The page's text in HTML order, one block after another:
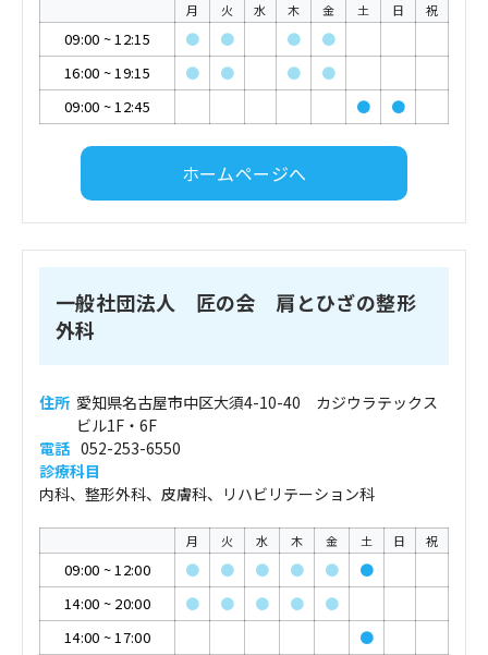
月 火 水 木 金 土 日 祝
09:00 ~12:15 ● ● ●
●
16:00 ~19:15 ● ● ●
●
09:00 ~12:45 ● ●
ホームページへ
一般社団法人 匠の会 肩とひざの整形
外科
住所 愛知県名古屋市中区大須4-10-40 カジウラテックス
ビル1F・6F
電話 052-253-6550
診療科目
内科、整形外科、皮膚科、リハビリテーション科
月 火 水 木 金 土 日 祝
09:00 ~12:00 ● ● ● ● ●
●
14:00 ~ 20:00 ● ● ● ●
●
14:00 ~17:00 ●